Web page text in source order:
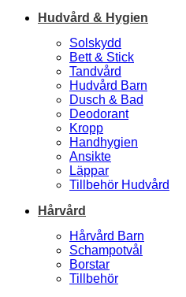
Hudvård & Hygien
Solskydd
Bett & Stick
Tandvård
Hudvård Barn
Dusch & Bad
Deodorant
Kropp
Handhygien
Ansikte
Läppar
Tillbehör Hudvård
Hårvård
Hårvård Barn
Schampotvål
Borstar
Tillbehör